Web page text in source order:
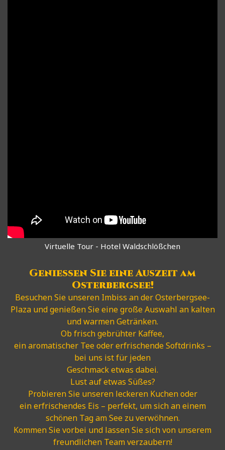
Virtuelle Tour - Hotel Waldschlößchen
Genießen Sie eine Auszeit am
Osterbergsee!
Besuchen Sie unseren Imbiss an der Osterbergsee-
Plaza und genießen Sie eine große Auswahl an kalten
und warmen Getränken.
Ob frisch gebrühter Kaffee,
ein aromatischer Tee oder erfrischende Softdrinks –
bei uns ist für jeden
Geschmack etwas dabei.
Lust auf etwas Süßes?
Probieren Sie unseren leckeren Kuchen oder
ein erfrischendes Eis – perfekt, um sich an einem
schönen Tag am See zu verwöhnen.
Kommen Sie vorbei und lassen Sie sich von unserem
freundlichen Team verzaubern!